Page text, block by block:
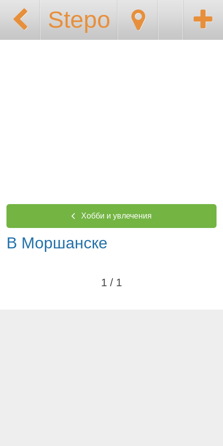
Stepo
Хобби и увлечения
В Моршанске
1 / 1